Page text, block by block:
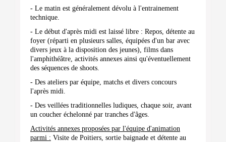
- Le matin est généralement dévolu à l'entrainement
technique.
- Le début d'après midi est laissé libre : Repos, détente au
foyer (réparti en plusieurs salles, équipées d'un bar avec
divers jeux à la disposition des jeunes), films dans
l'amphithéâtre, activités annexes ainsi qu'éventuellement
des séquences de shoots.
- Des ateliers par équipe, matchs et divers concours
l'après midi.
- Des veillées traditionnelles ludiques, chaque soir, avant
un coucher échelonné par tranches d'âges.
Activités annexes proposées par l'équipe d'animation
parmi : Visite de Poitiers, sortie baignade et détente au